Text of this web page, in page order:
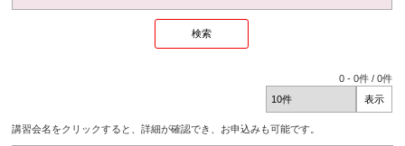
0 -0件 /0件
講習会名をクリックすると、詳細が確認でき、お申込みも可能です。